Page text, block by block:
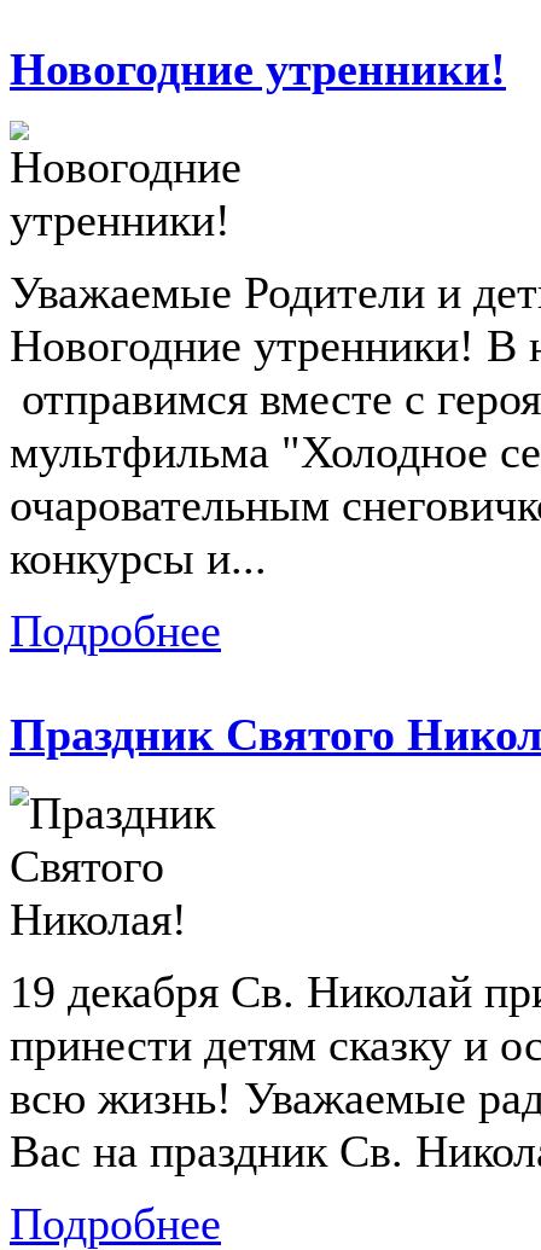
Новогодние утренники!
Уважаемые Родители и
Новогодние утренники! В
отправимся вместе с
мультфильма "Холодное
очаровательным
конкурсы и...
Подробнее
Праздник Святого
19 декабря Св. Николай
принести детям сказку и
всю жизнь! Уважаемые
Вас на праздник Св.
Подробнее